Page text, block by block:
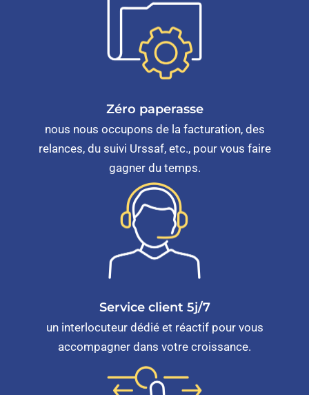
Zéro paperasse
nous nous occupons de la facturation, des
relances, du suivi Urssaf, etc., pour vous faire
gagner du temps.
Service client 5j/7
un interlocuteur dédié et réactif pour vous
accompagner dans votre croissance.